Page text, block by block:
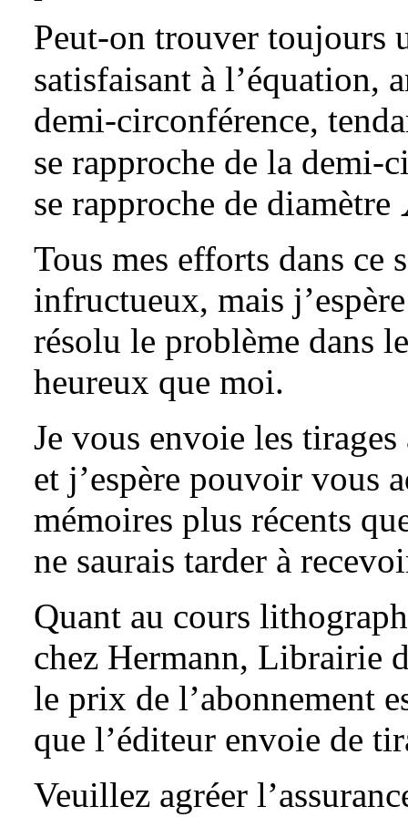
Peut-on trouver toujours
satisfaisant à l’équation,
demi-circonférence,
se rapproche de la demi-
se rapproche de diamètre
Tous mes efforts dans ce
infructueux, mais
résolu le problème dans
heureux que moi.
Je vous envoie les
et j’espère pouvoir vous
mémoires plus récents
ne saurais tarder à
Quant au cours
chez Hermann, Librairie
le prix de l’abonnement
que l’éditeur envoie de
Veuillez agréer